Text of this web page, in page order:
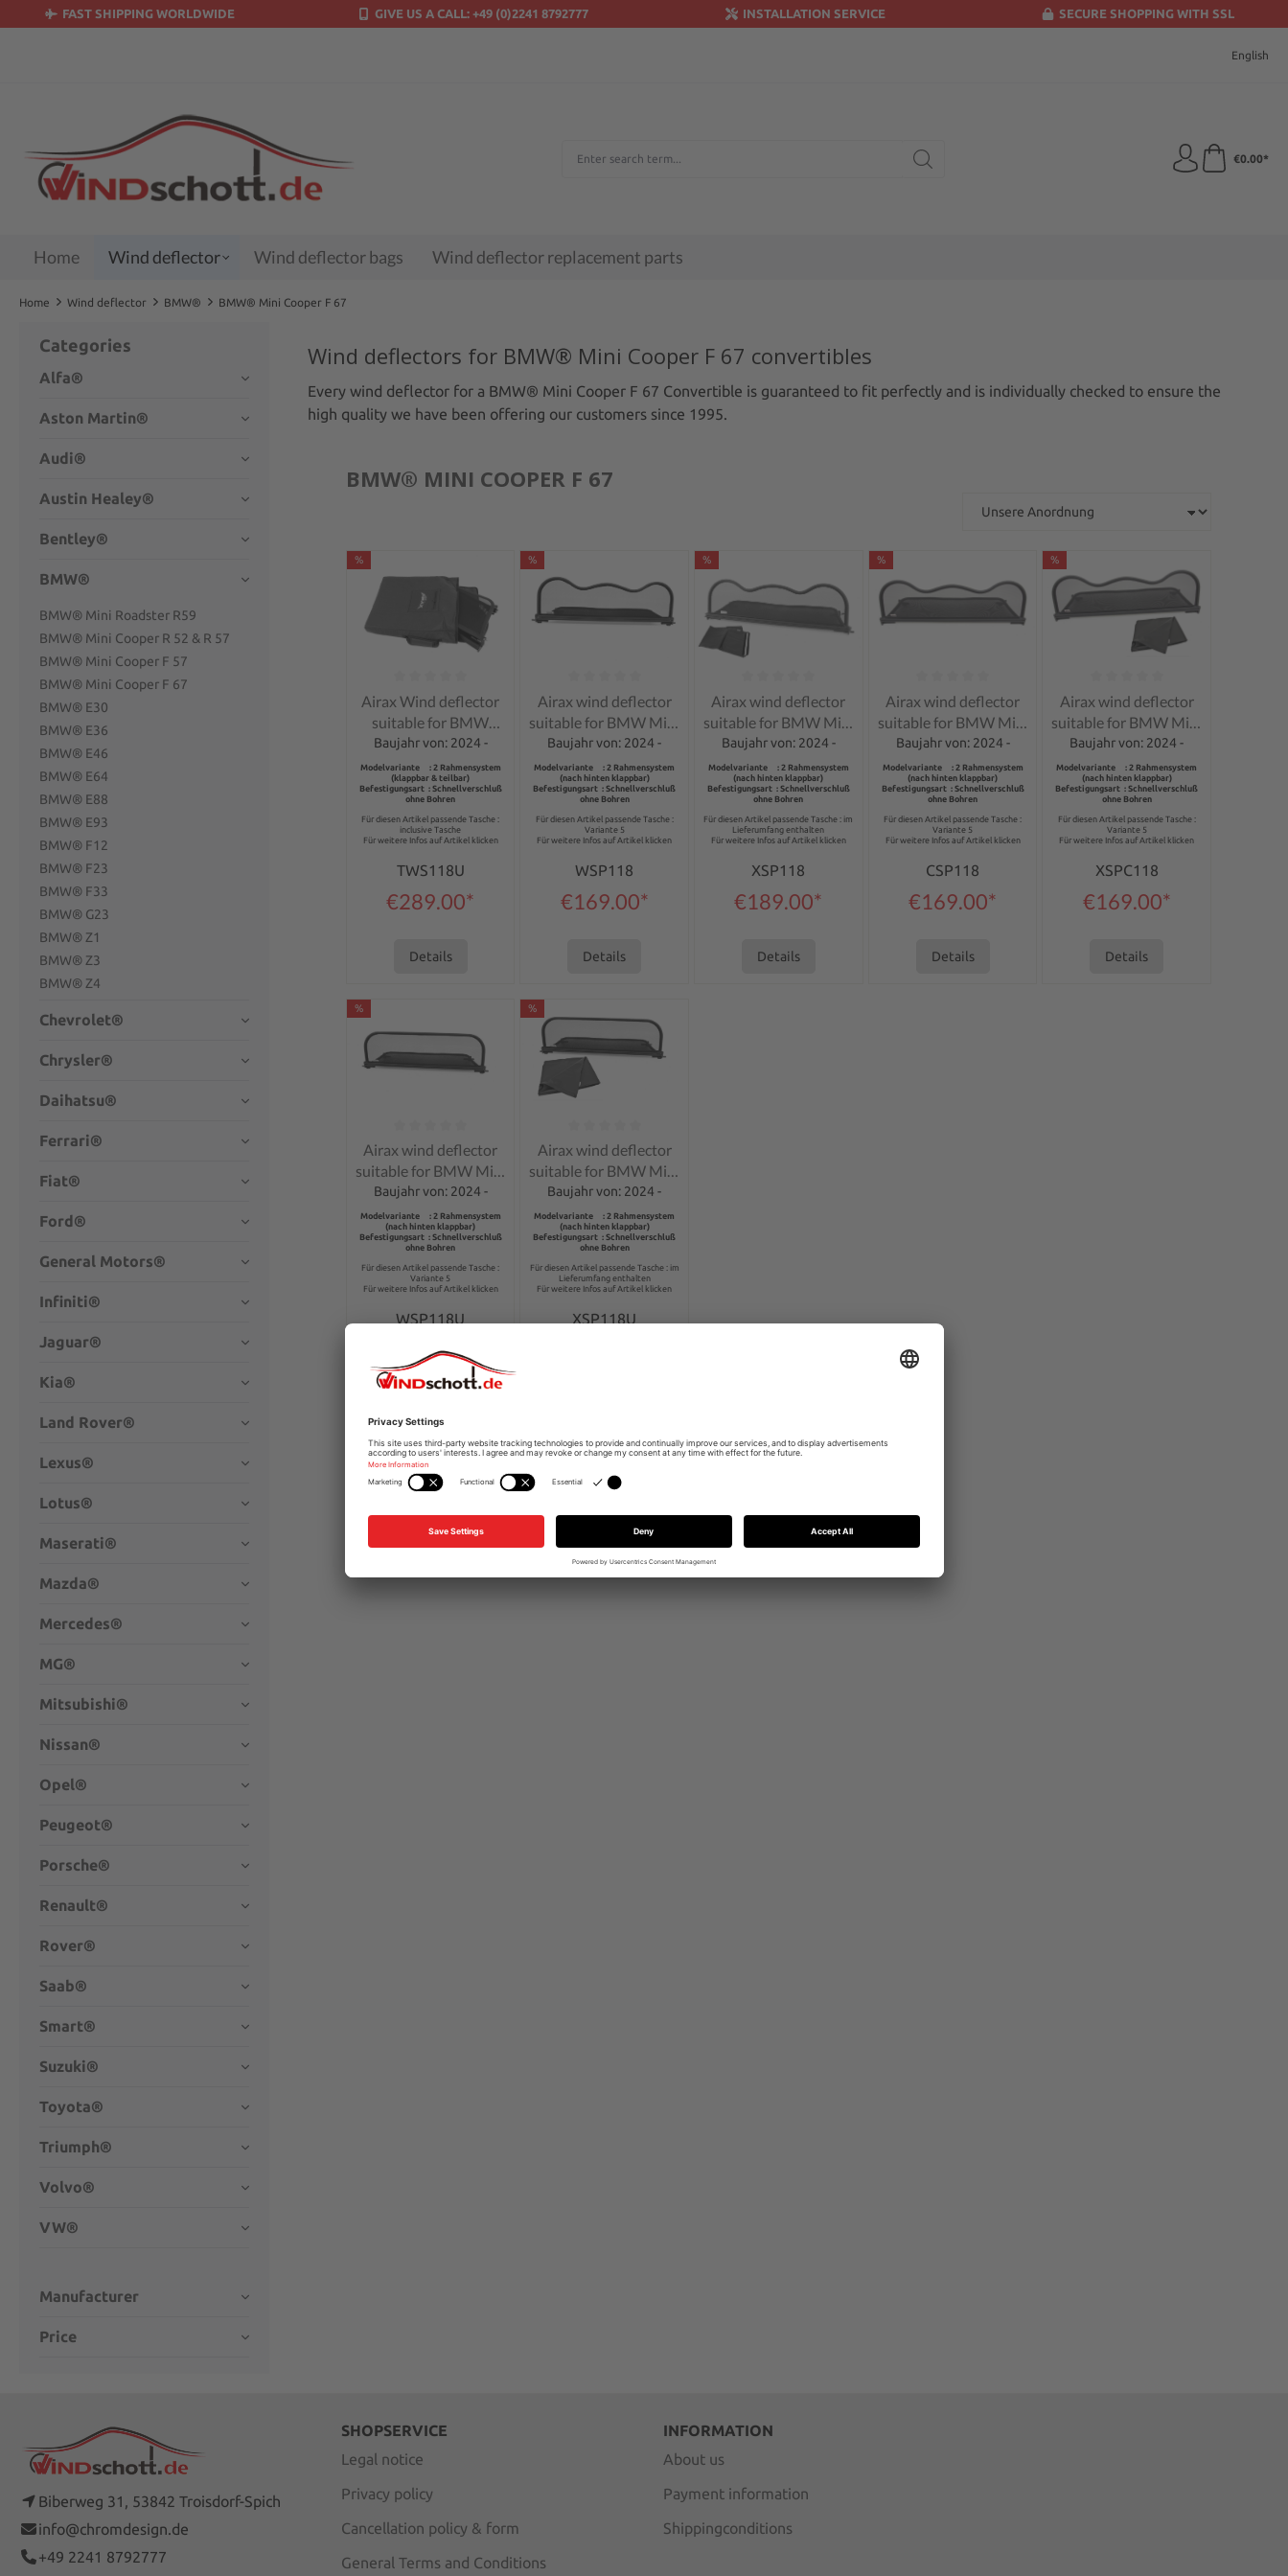
Skip to main navigation
FAST SHIPPING WORLDWIDE GIVE US A CALL: +49 (0)2241 8792777 INSTALLATION SERVICE SECURE SHOPPING WITH SSL
English
€0.00*
Home Wind deflector Wind deflector bags Wind deflector replacement parts
Home Wind deflector BMW® BMW® Mini Cooper F 67
Categories
Alfa®
Aston Martin®
Audi®
Austin Healey®
Bentley®
BMW®
BMW® Mini Roadster R59
BMW® Mini Cooper R 52 & R 57
BMW® Mini Cooper F 57
BMW® Mini Cooper F 67
BMW® E30
BMW® E36
BMW® E46
BMW® E64
BMW® E88
BMW® E93
BMW® F12
BMW® F23
BMW® F33
BMW® G23
BMW® Z1
BMW® Z3
BMW® Z4
Chevrolet®
Chrysler®
Daihatsu®
Ferrari®
Fiat®
Ford®
General Motors®
Infiniti®
Jaguar®
Kia®
Land Rover®
Lexus®
Lotus®
Maserati®
Mazda®
Mercedes®
MG®
Mitsubishi®
Nissan®
Opel®
Peugeot®
Porsche®
Renault®
Rover®
Saab®
Smart®
Suzuki®
Toyota®
Triumph®
Volvo®
VW®
Manufacturer
Price
Wind deflectors for BMW® Mini Cooper F 67 convertibles
Every wind deflector for a BMW® Mini Cooper F 67 Convertible is guaranteed to fit perfectly and is individually checked to ensure the
high quality we have been offering our customers since 1995.
BMW® MINI COOPER F 67
%
Average rating of 0 out of 5 stars
Airax Wind deflector
suitable for BMW
MINI ONE, COOPER,
COOPER S F 67
folding backwards and
middle incl. bag
Baujahr von: 2024 -
Modelvariante : 2 Rahmensystem
(klappbar & teilbar)
Befestigungsart : Schnellverschluß
ohne Bohren
Für diesen Artikel passende Tasche :
inclusive Tasche
Für weitere Infos auf Artikel klicken
TWS118U
€289.00*
Details
%
Average rating of 0 out of 5 stars
Airax wind deflector
suitable for BMW Mini
One Cooper F67
Cabrio
Baujahr von: 2024 -
Modelvariante : 2 Rahmensystem
(nach hinten klappbar)
Befestigungsart : Schnellverschluß
ohne Bohren
Für diesen Artikel passende Tasche :
Variante 5
Für weitere Infos auf Artikel klicken
WSP118
€169.00*
Details
%
Average rating of 0 out of 5 stars
Airax wind deflector
suitable for BMW Mini
One Cooper F67
Cabrio
Baujahr von: 2024 -
Modelvariante : 2 Rahmensystem
(nach hinten klappbar)
Befestigungsart : Schnellverschluß
ohne Bohren
Für diesen Artikel passende Tasche : im
Lieferumfang enthalten
Für weitere Infos auf Artikel klicken
XSP118
€189.00*
Details
%
Average rating of 0 out of 5 stars
Airax wind deflector
suitable for BMW Mini
One Cooper F67
Cabrio
Baujahr von: 2024 -
Modelvariante : 2 Rahmensystem
(nach hinten klappbar)
Befestigungsart : Schnellverschluß
ohne Bohren
Für diesen Artikel passende Tasche :
Variante 5
Für weitere Infos auf Artikel klicken
CSP118
€169.00*
Details
%
Average rating of 0 out of 5 stars
Airax wind deflector
suitable for BMW Mini
One Cooper F67
Cabrio
Baujahr von: 2024 -
Modelvariante : 2 Rahmensystem
(nach hinten klappbar)
Befestigungsart : Schnellverschluß
ohne Bohren
Für diesen Artikel passende Tasche :
Variante 5
Für weitere Infos auf Artikel klicken
XSPC118
€169.00*
Details
%
Average rating of 0 out of 5 stars
Airax wind deflector
suitable for BMW Mini
One Cooper F67
Cabrio
Baujahr von: 2024 -
Modelvariante : 2 Rahmensystem
(nach hinten klappbar)
Befestigungsart : Schnellverschluß
ohne Bohren
Für diesen Artikel passende Tasche :
Variante 5
Für weitere Infos auf Artikel klicken
WSP118U
€169.00*
%
Average rating of 0 out of 5 stars
Airax wind deflector
suitable for BMW Mini
One Cooper F67
Cabrio
Baujahr von: 2024 -
Modelvariante : 2 Rahmensystem
(nach hinten klappbar)
Befestigungsart : Schnellverschluß
ohne Bohren
Für diesen Artikel passende Tasche : im
Lieferumfang enthalten
Für weitere Infos auf Artikel klicken
XSP118U
Biberweg 31, 53842 Troisdorf-Spich
info@chromdesign.de
+49 2241 8792777
SHOPSERVICE
Legal notice
Privacy policy
Cancellation policy & form
General Terms and Conditions
INFORMATION
About us
Payment information
Shippingconditions